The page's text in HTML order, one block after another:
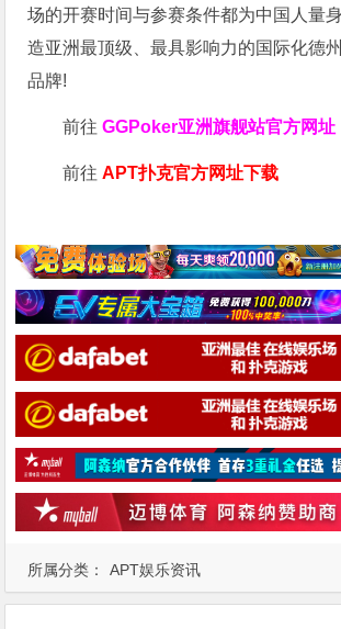
所属分类： APT娱乐资讯
场的开赛时间与参赛条件都为中国人量
造亚洲最顶级、最具影响力的国际化德
品牌!
前往GGPoker亚洲旗舰站官方网址
前往 APT扑克官方网址下载